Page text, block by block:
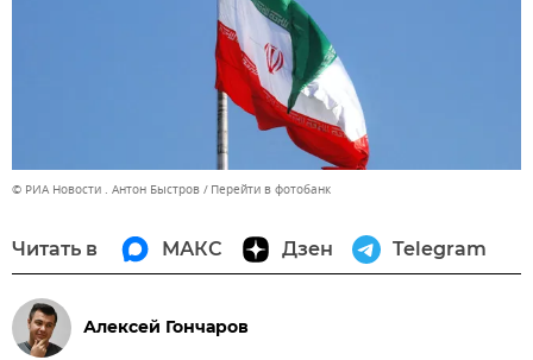
© РИА Новости . Антон Быстров Перейти в фотобанк
Читать в МАКС Дзен Telegram
Алексей Гончаров